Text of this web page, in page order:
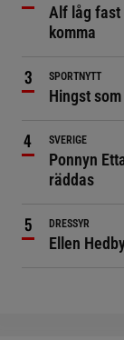
Alf låg fast
komma
SPORTNYTT
Hingst
SVERIGE
Ponnyn
räddas
DRESSYR
Ellen